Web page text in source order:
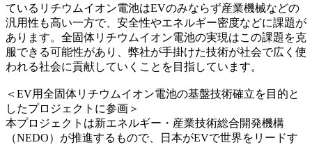
ているリチウムイオン電池はEVのみならず産業機械などの
汎用性も高い一方で、安全性やエネルギー密度などに課題が
あります。全固体リチウムイオン電池の実現はこの課題を克
服できる可能性があり、弊社が手掛けた技術が社会で広く使
われる社会に貢献していくことを目指しています。
＜EV用全固体リチウムイオン電池の基盤技術確立を目的と
したプロジェクトに参画＞
本プロジェクトは新エネルギー・産業技術総合開発機構
（NEDO）が推進するもので、日本がEVで世界をリードす